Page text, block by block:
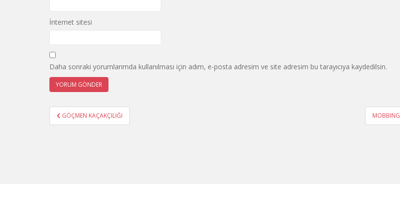
İnternet sitesi
Daha sonraki yorumlarımda kullanılması için adım, e-posta adresim ve site adresim bu tarayıcıya kaydedilsin.
Yazı
gezinmesi
GÖÇMEN KAÇAKÇILIĞI MOBBING